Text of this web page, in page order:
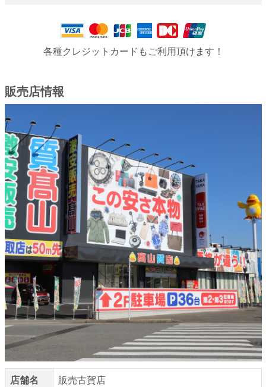
各種クレジットカードもご利用頂けます！
販売店情報
店舗名
販売古賀店